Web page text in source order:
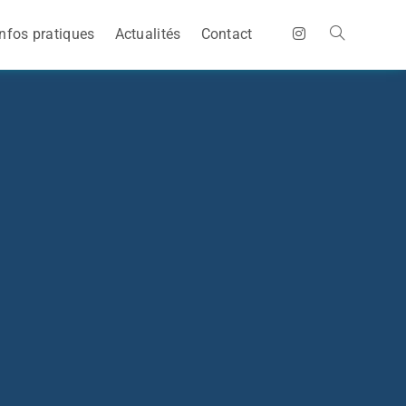
pratiques Actualités Contact Toggle